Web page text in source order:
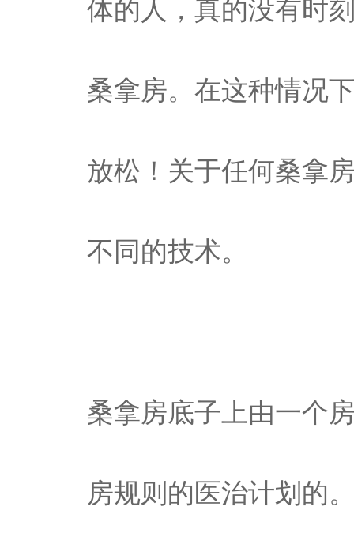
体的人，真的没有时
桑拿房。在这种情况
放松！关于任何桑拿
不同的技术。
桑拿房底子上由一个
房规则的医治计划的